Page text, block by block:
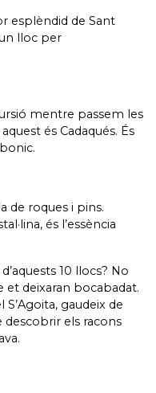
esplèndid de Sant
lloc per
mentre passem les
és Cadaqués. És
de roques i pins.
és l’essència
10 llocs? No
et deixaran bocabadat.
S’Agoita, gaudeix de
descobrir els racons